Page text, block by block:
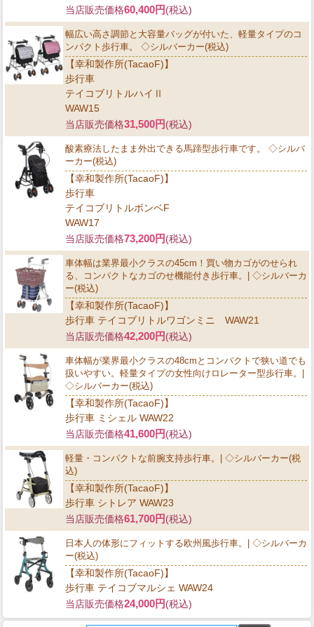
当店販売価格60,400円(税込)
幅広い高さ調節と大容量バッグが付いた、軽量タイプのコ
ンパクト歩行車。 ◇シルバーカー(税込)
【幸和製作所(TacaoF)】
歩行車
テイコブリトルハイⅡ
WAW15
当店販売価格31,500円(税込)
酸素療法したまま外出できる馬蹄型歩行車です。 ◇シルバ
ーカー(税込)
【幸和製作所(TacaoF)】
歩行車
テイコブリトルボンベF
WAW17
当店販売価格73,200円(税込)
車体幅は業界最小クラスの45cm！買い物カゴがのせられ
る、コンパクトなカゴのせ機能付き歩行車。| ◇シルバーカ
ー(税込)
【幸和製作所(TacaoF)】
歩行車 テイコブリトルワゴンミニ WAW21
当店販売価格42,200円(税込)
車体幅が業界最小クラスの48cmとコンパクトで狭い道でも
扱いやすい。軽量タイプの女性向けロレーター型歩行車。|
◇シルバーカー(税込)
【幸和製作所(TacaoF)】
歩行車 ミシェル WAW22
当店販売価格41,600円(税込)
軽量・コンパクトな前腕支持歩行車。| ◇シルバーカー(税
込)
【幸和製作所(TacaoF)】
歩行車 シトレア WAW23
当店販売価格61,700円(税込)
日本人の体形にフィットする欧州風歩行車。| ◇シルバーカ
ー(税込)
【幸和製作所(TacaoF)】
歩行車 テイコブマルシェ WAW24
当店販売価格24,000円(税込)